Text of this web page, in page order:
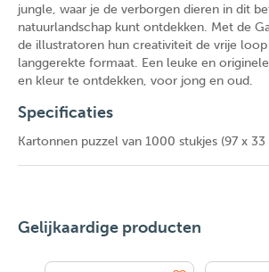
jungle, waar je de verborgen dieren in dit
natuurlandschap kunt ontdekken. Met de
de illustratoren hun creativiteit de vrije
langgerekte formaat. Een leuke en
en kleur te ontdekken, voor jong en oud.
Specificaties
Kartonnen puzzel van 1000 stukjes (97 x
Gelijkaardige producten